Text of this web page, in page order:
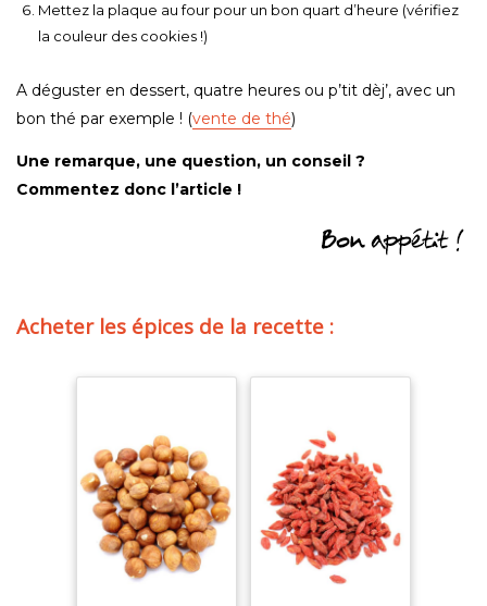
Mettez la plaque au four pour un bon quart d’heure (vérifiez
la couleur des cookies !)
A déguster en dessert, quatre heures ou p’tit dèj’, avec un
bon thé par exemple ! (vente de thé)
Une remarque, une question, un conseil ?
Commentez donc l’article !
Acheter les épices de la recette :